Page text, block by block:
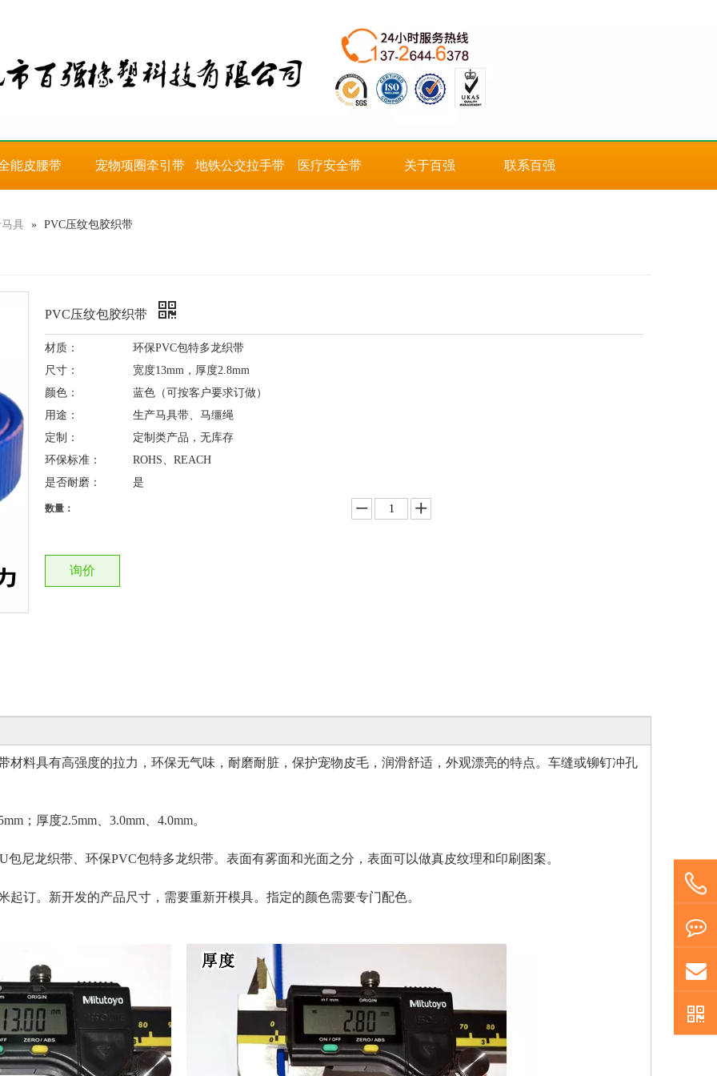
能皮腰带 宠物项圈牵引带 地铁公交拉手带 医疗安全带 关于百强 联系百强
具 » PVC压纹包胶织带
PVC压纹包胶织带
材质：
环保PVC包特多龙织带
尺寸：
宽度13mm，厚度2.8mm
颜色：
蓝色（可按客户要求订做）
用途：
生产马具带、马缰绳
定制：
定制类产品，无库存
环保标准：
ROHS、REACH
是否耐磨：
是
数量：
询价
材料具有高强度的拉力，环保无气味，耐磨耐脏，保护宠物皮毛，润滑舒适，外观漂亮的特点。车缝或铆钉冲孔
；厚度2.5mm、3.0mm、4.0mm。
尼龙织带、环保PVC包特多龙织带。表面有雾面和光面之分，表面可以做真皮纹理和印刷图案。
订。新开发的产品尺寸，需要重新开模具。指定的颜色需要专门配色。